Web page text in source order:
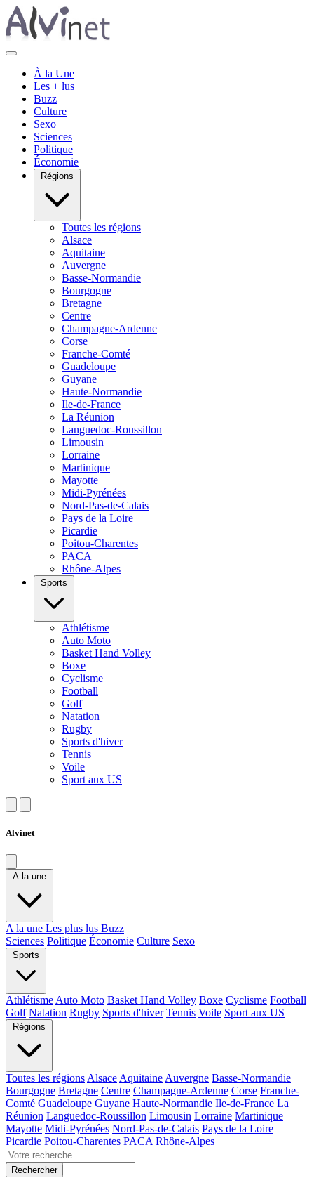
À la Une
Les + lus
Buzz
Culture
Sexo
Sciences
Politique
Économie
Régions
Toutes les régions
Alsace
Aquitaine
Auvergne
Basse-Normandie
Bourgogne
Bretagne
Centre
Champagne-Ardenne
Corse
Franche-Comté
Guadeloupe
Guyane
Haute-Normandie
Ile-de-France
La Réunion
Languedoc-Roussillon
Limousin
Lorraine
Martinique
Mayotte
Midi-Pyrénées
Nord-Pas-de-Calais
Pays de la Loire
Picardie
Poitou-Charentes
PACA
Rhône-Alpes
Sports
Athlétisme
Auto Moto
Basket Hand Volley
Boxe
Cyclisme
Football
Golf
Natation
Rugby
Sports d'hiver
Tennis
Voile
Sport aux US
Alvinet
A la une
A la une Les plus lus Buzz
Sciences Politique Économie Culture Sexo
Sports
Athlétisme Auto Moto Basket Hand Volley Boxe Cyclisme Football
Golf Natation Rugby Sports d'hiver Tennis Voile Sport aux US
Régions
Toutes les régions Alsace Aquitaine Auvergne Basse-Normandie
Bourgogne Bretagne Centre Champagne-Ardenne Corse Franche-
Comté Guadeloupe Guyane Haute-Normandie Ile-de-France La
Réunion Languedoc-Roussillon Limousin Lorraine Martinique
Mayotte Midi-Pyrénées Nord-Pas-de-Calais Pays de la Loire
Picardie Poitou-Charentes PACA Rhône-Alpes
Rechercher